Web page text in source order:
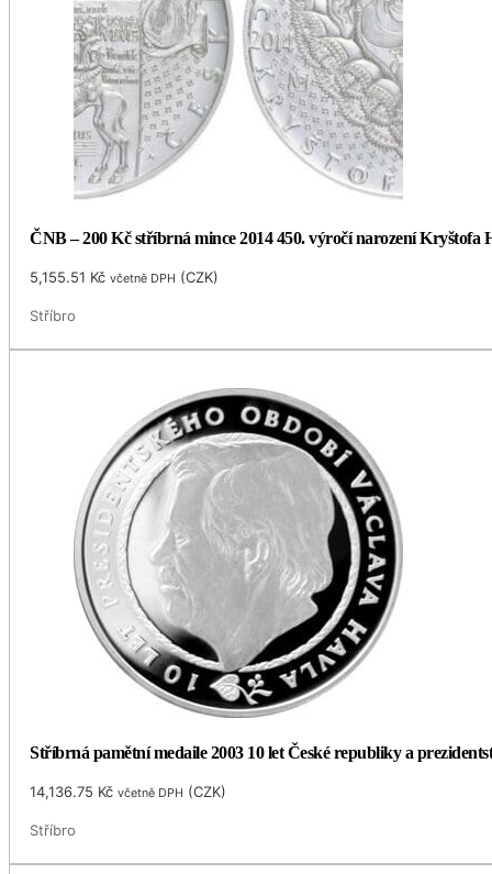
ČNB – 200 Kč stříbrná mince 2014 450. výročí narození
5,155.51 Kč včetně DPH (CZK)
Stříbro
Stříbrná pamětní medaile 2003 10 let České republiky a
14,136.75 Kč včetně DPH (CZK)
Stříbro